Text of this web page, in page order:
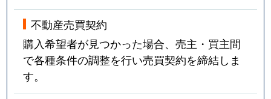
不動産売買契約
購入希望者が見つかった場合、売主・買主間
で各種条件の調整を行い売買契約を締結しま
す。